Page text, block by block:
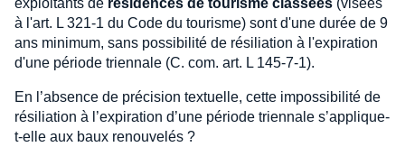
exploitants de résidences de tourisme classées (visées
à l'art. L 321-1 du Code du tourisme) sont d'une durée de 9
ans minimum, sans possibilité de résiliation à l'expiration
d'une période triennale (C. com. art. L 145-7-1).
En l’absence de précision textuelle, cette impossibilité de
résiliation à l’expiration d’une période triennale s’applique-
t-elle aux baux renouvelés ?